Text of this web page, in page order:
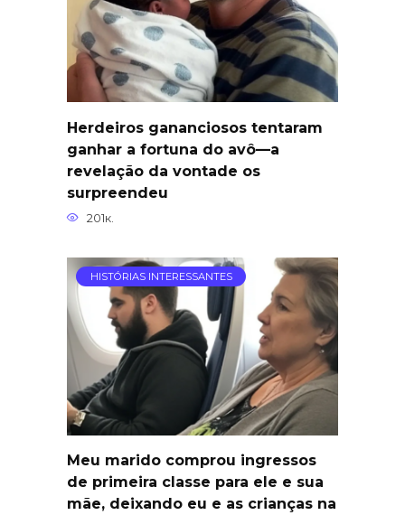
Herdeiros gananciosos tentaram
ganhar a fortuna do avô—a
revelação da vontade os
surpreendeu
201к.
HISTÓRIAS INTERESSANTES
Meu marido comprou ingressos
de primeira classe para ele e sua
mãe, deixando eu e as crianças na